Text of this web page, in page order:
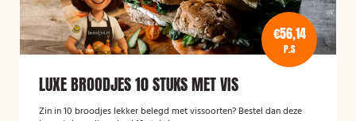
€56,14
P.S
LUXE BROODJES 10 STUKS MET VIS
Zin in 10 broodjes lekker belegd met vissoorten? Bestel dan deze